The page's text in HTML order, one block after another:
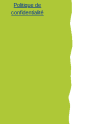
Politique de
confidentialité